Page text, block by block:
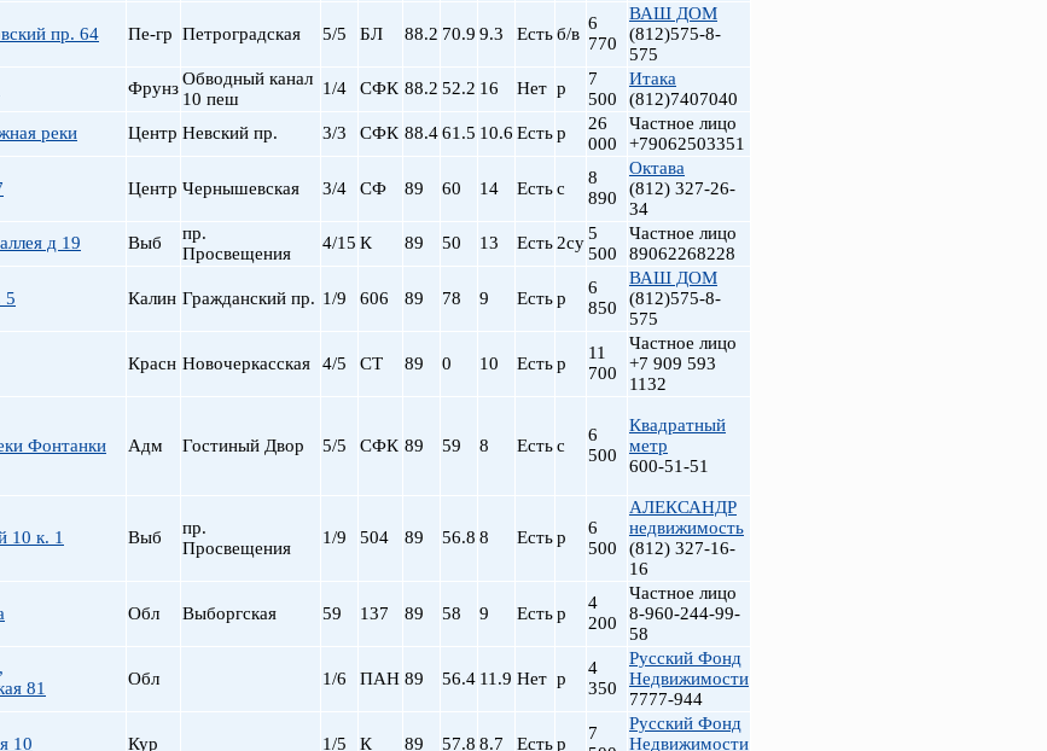
пр. 64 Пе-гр Петроградская 5/5 БЛ 88.2 70.9 9.3 Естьб/в
6
770
ВАШ ДОМ
(812)575-8-
575
ФрунзОбводный канал
10 пеш
1/4 СФК 88.2 52.2 16 Нет р
7
500
Итака
(812)7407040
реки Центр Невский пр. 3/3 СФК 88.461.5 10.6 Естьр
26
000
Частное лицо
+79062503351
Центр Чернышевская 3/4 СФ 89 60 14 Естьс
8
890
Октава
(812) 327-26-
34
д 19 Выб
пр.
Просвещения
4/15 К 89 50 13 Есть 2су5
500
Частное лицо
89062268228
5 Калин Гражданский пр. 1/9 606 89 78 9 Естьр
6
850
ВАШ ДОМ
(812)575-8-
575
Красн Новочеркасская 4/5 СТ 89 0 10 Естьр
11
700
Частное лицо
+7 909 593
1132
Фонтанки Адм Гостиный Двор 5/5 СФК 89 59 8 Естьс
6
500
Квадратный
метр
600-51-51
10 к. 1 Выб
пр.
Просвещения
1/9 504 89 56.8 8 Естьр
6
500
АЛЕКСАНДР
недвижимость
(812) 327-16-
16
Обл Выборгская 59 137 89 58 9 Естьр
4
200
Частное лицо
8-960-244-99-
58
81
Обл 1/6 ПАН 89 56.4 11.9 Нет р
4
350
Русский Фонд
Недвижимости
7777-944
10 Кур 1/5 К 89 57.8 8.7 Естьр
7
Русский Фонд
Недвижимости